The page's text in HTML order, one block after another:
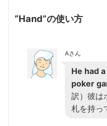
“Hand”の使い方
Aさん
He had
poker
訳）彼は
札を持っ